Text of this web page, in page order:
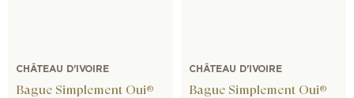
CHÂTEAU D'IVOIRE
Bague Simplement Oui®
CHÂTEAU D'IVOIRE
Bague Simplement Oui®